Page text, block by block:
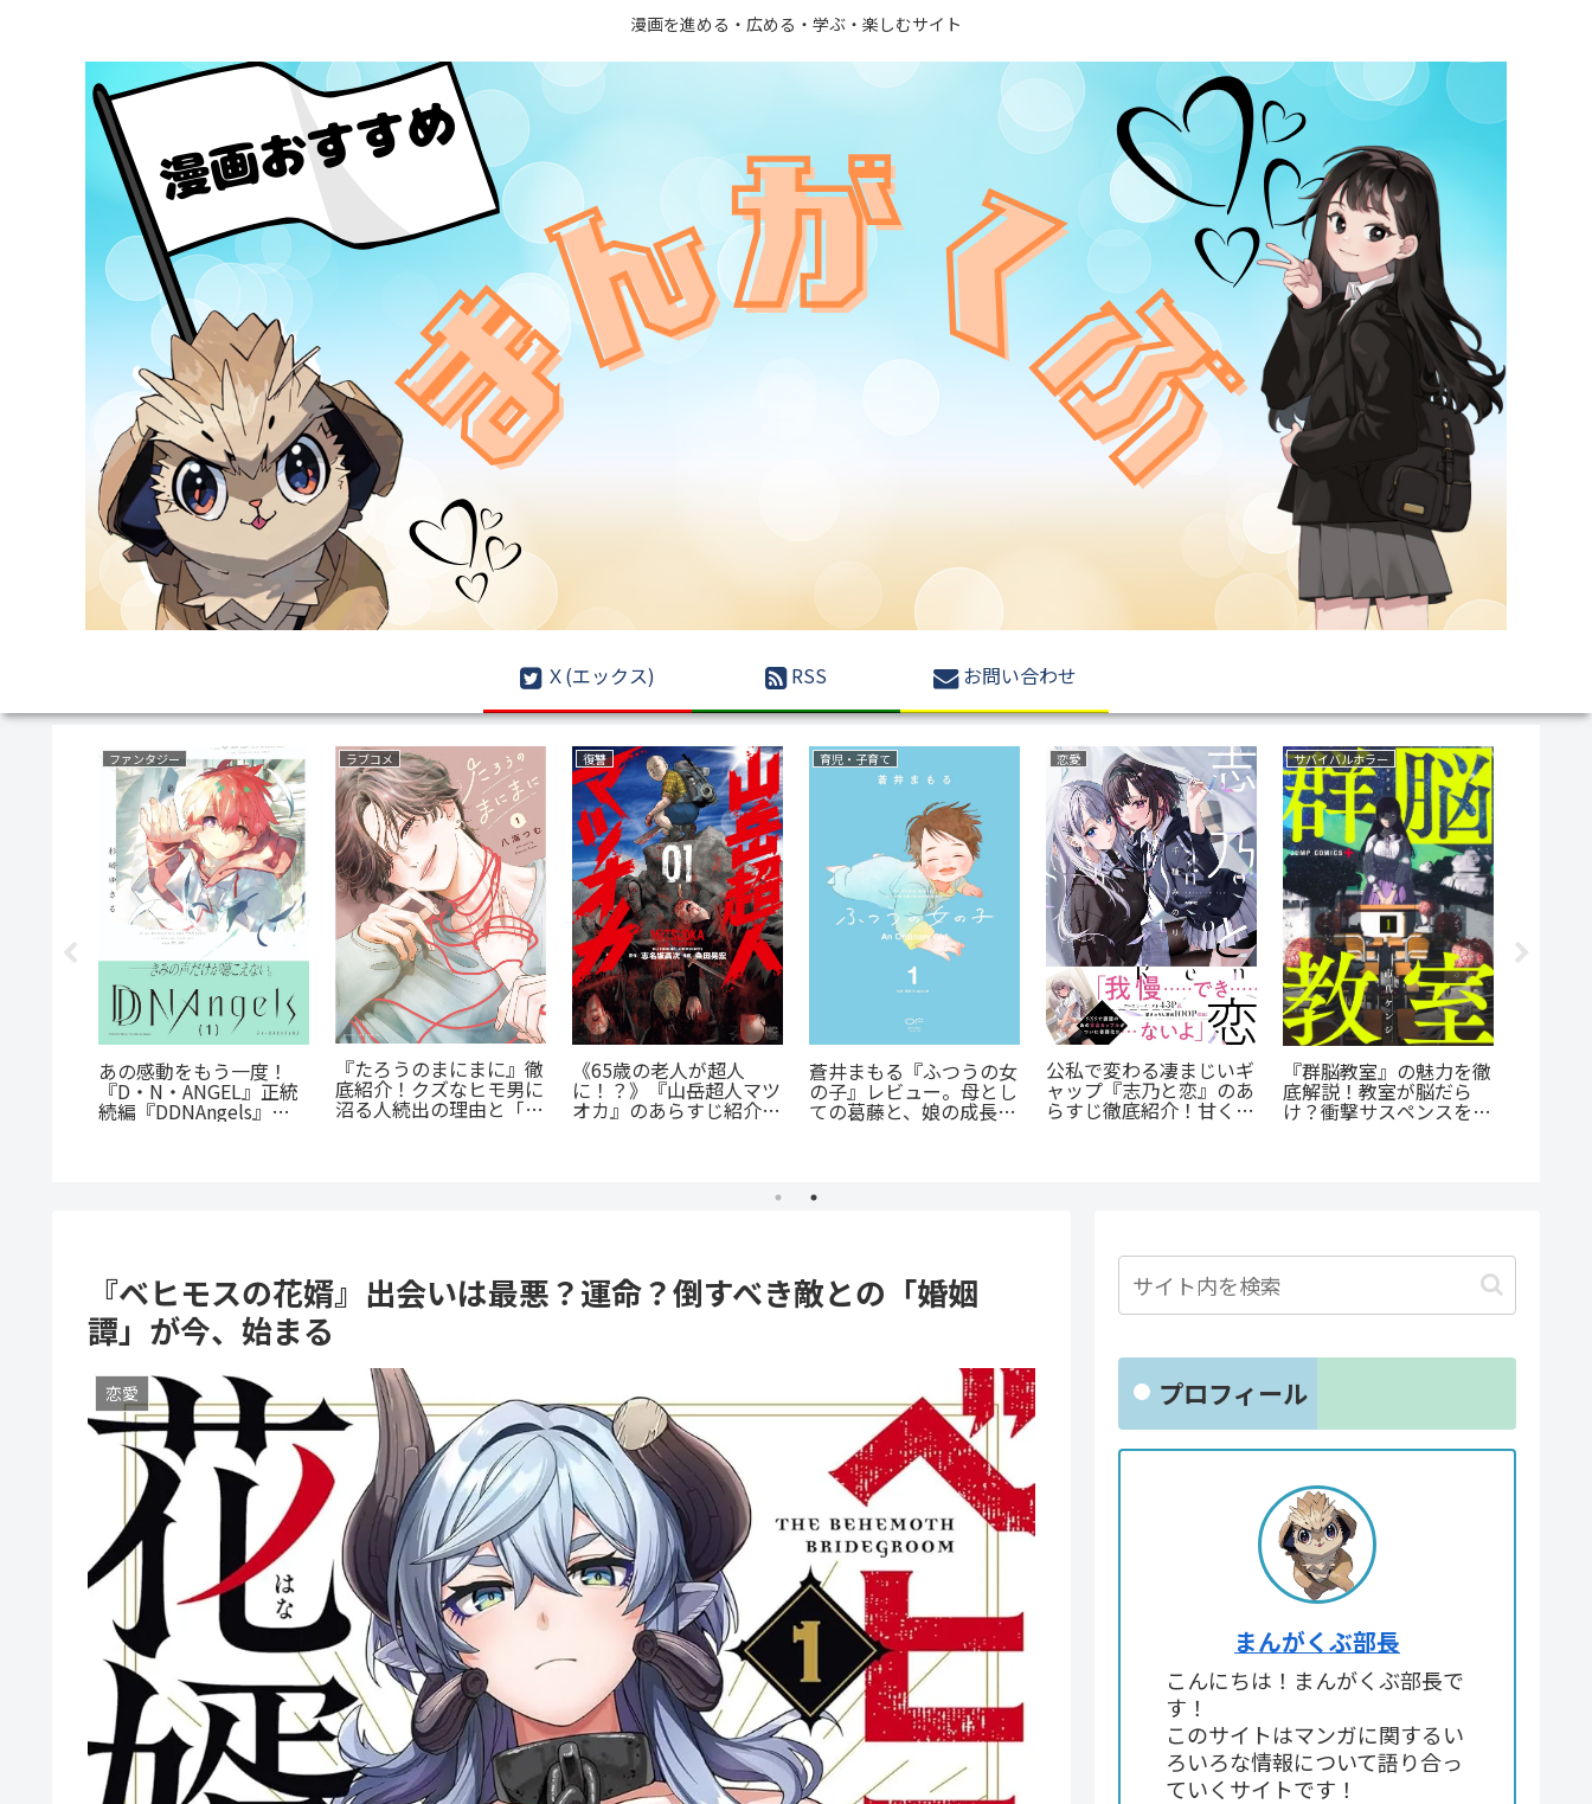
漫画を進める・広める・学ぶ・楽しむサイト
Ｘ(エックス) RSS お問い合わせ
異世界もの(転生・転移・成り上がり・異世界ファンタジー)
「花言葉」と連携する転
生ファンタジー：『君に
贈るキヅタ』完全解説
ミステリー
『幼児A』5歳の殺人
犯、その瞳の奥に潜む闇
とは？ 衝撃作を徹底解
ファンタジー
『捕虜英雄』完全解説！
最底辺から駆け上がる至
高のカタルシス
サスペンス
『オサナナジミとカノジ
ョと』ただの三角関係じ
ゃない、秘密が渦巻くセ
クシーサスペンスの魅力
野球
『斜陽に恋う』憧れの先
輩が恋したのは「弟の彼
氏」だった…？切なすぎ
ボーイズラブ(BL)
『たまらないのは恋なの
か』徹底解説：王道の
『ベヒモスの花婿』出会いは最悪？運命？倒すべき敵との「婚姻
譚」が今、始まる
恋愛 プロフィール
まんがくぶ部長
こんにちは！まんがくぶ部長で
す！
このサイトはマンガに関するい
ろいろな情報について語り合っ
ていくサイトです！